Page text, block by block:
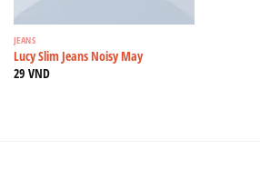
JEANS
Lucy Slim Jeans Noisy May
29 VND